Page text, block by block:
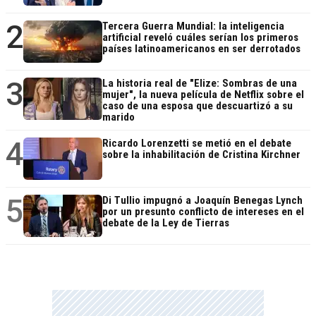
2
Tercera Guerra Mundial: la inteligencia
artificial reveló cuáles serían los primeros
países latinoamericanos en ser derrotados
3
La historia real de "Elize: Sombras de una
mujer", la nueva película de Netflix sobre el
caso de una esposa que descuartizó a su
marido
4
Ricardo Lorenzetti se metió en el debate
sobre la inhabilitación de Cristina Kirchner
5
Di Tullio impugnó a Joaquín Benegas Lynch
por un presunto conflicto de intereses en el
debate de la Ley de Tierras